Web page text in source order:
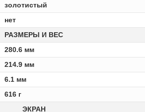
золотистый
нет
РАЗМЕРЫ И ВЕС
280.6 мм
214.9 мм
6.1 мм
616 г
ЭКРАН